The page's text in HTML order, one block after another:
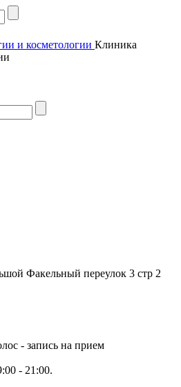
Клиника
Факельный переулок 3 стр 2
- 21:00.